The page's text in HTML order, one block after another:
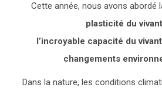
Cette année, nous avons abordé
plasticité du
l’incroyable capacité du
changements
Dans la nature, les conditions